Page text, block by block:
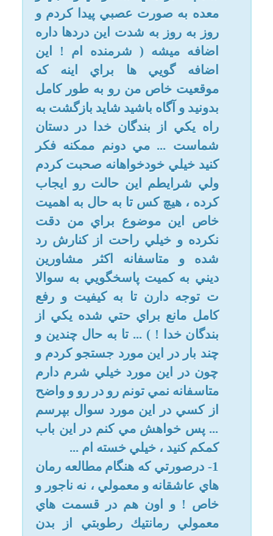
باعث جنب شدن ميشه ؟ و آيا اين
عمل با دانايي اندك فرد نسبت به
موضوع جنابت و استمنا و اين موارد
، خودارضايي فكري به حساب مياد
؟
2- خودارضايي و استمنا فقط در
حالت فيزيكي اتفاق مي افته يا
حالت غير فيزيكي و فكري هم داره
؟ (حتما بايد عمل فيزيكي رو انجام
داد ! تا اسم خودارضايي روش
گذاشت ؟! ) ؟ يعني تخيلات و افكار
شوم يا خوندن مطلب يا ديدن صحنه
اي از يك فيلم يا ديدن صحنه اي در
خيابان اگر موجب خروج اندكي
رطوبت از رحم بشه هم خود
ارضايي به حساب مياد ؟ آيا موارد
گفته شده باعث جنب شدن فرد
ميشه ؟
3- حالت خواب هاي شيطاني و
احتلام براي دخترها و زن ها هم
اتفاق مي افته ؟ خانوم ها هم در
خواب جنب ميشن ؟
4 - من اصلا سه فاكتور قطعي
خروج مني از بدن زن رو متوجه نمي
شم :
- حالت شهوت كه مي گن يعني چي
؟ چطور قطعي متوجه بشيم در
حالت شهوت بوديم ؟ اين حالت
براي دختراني كه ازدواج نكردن و
خودشون رو تو موقعيت هاي ارتباط
هاي جنسي قرار ندادن و در مصداق
هاي نام برده در سوال 2 هم اتفاق
مي افته ؟
-يعني چي كه بدن بايد سست بشه ؟
( من كلا انسان كم انرژي و بي
اشتهايي هستم و به اصطلاح خيلي
شل و وارفته ، مخصوصا تو اين چند
ماهه ي اخير ، اين دليل بر ناپاكي
دائمي من هستش ؟!!! :( )
-با جهش بيرون اومدن رطوبت از
بدن چگونه اس ؟ يعني فشار اندكي
كه باعث بشه تقريبا مايع كامل و يك